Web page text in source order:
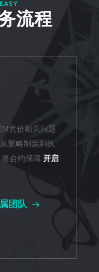
流程
竞价相关问题
策略制定到执
签合约保障 开启
团队